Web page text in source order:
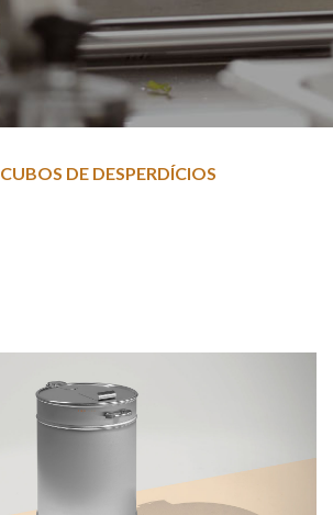
CUBOS DE DESPERDÍCIOS